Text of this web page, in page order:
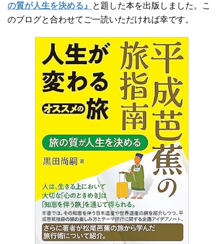
の質が人生を決める』
と題した本を出版しました。こ
のブログと合わせてご一読いただければ幸です。